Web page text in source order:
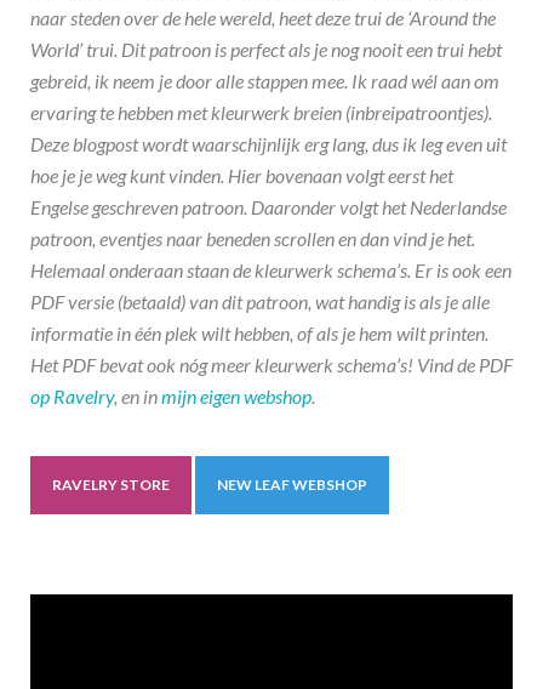
naar steden over de hele wereld, heet deze trui de ‘Around the
World’ trui. Dit patroon is perfect als je nog nooit een trui hebt
gebreid, ik neem je door alle stappen mee. Ik raad wél aan om
ervaring te hebben met kleurwerk breien (inbreipatroontjes).
Deze blogpost wordt waarschijnlijk erg lang, dus ik leg even uit
hoe je je weg kunt vinden. Hier bovenaan volgt eerst het
Engelse geschreven patroon. Daaronder volgt het Nederlandse
patroon, eventjes naar beneden scrollen en dan vind je het.
Helemaal onderaan staan de kleurwerk schema’s. Er is ook een
PDF versie (betaald) van dit patroon, wat handig is als je alle
informatie in één plek wilt hebben, of als je hem wilt printen.
Het PDF bevat ook nóg meer kleurwerk schema’s! Vind de PDF
op Ravelry, en inmijn eigen webshop.
RAVELRY STORE NEW LEAF WEBSHOP